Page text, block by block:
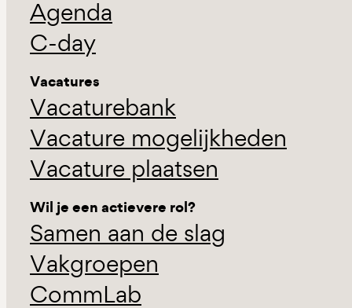
Agenda
C-day
Vacatures
Vacaturebank
Vacature mogelijkheden
Vacature plaatsen
Wil je een actievere rol?
Samen aan de slag
Vakgroepen
CommLab